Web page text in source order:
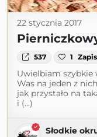
22 stycznia 2017
537 1
Uwielbiam szybkie
Was na jeden z
jak przystało na
i (...)
Słodkie